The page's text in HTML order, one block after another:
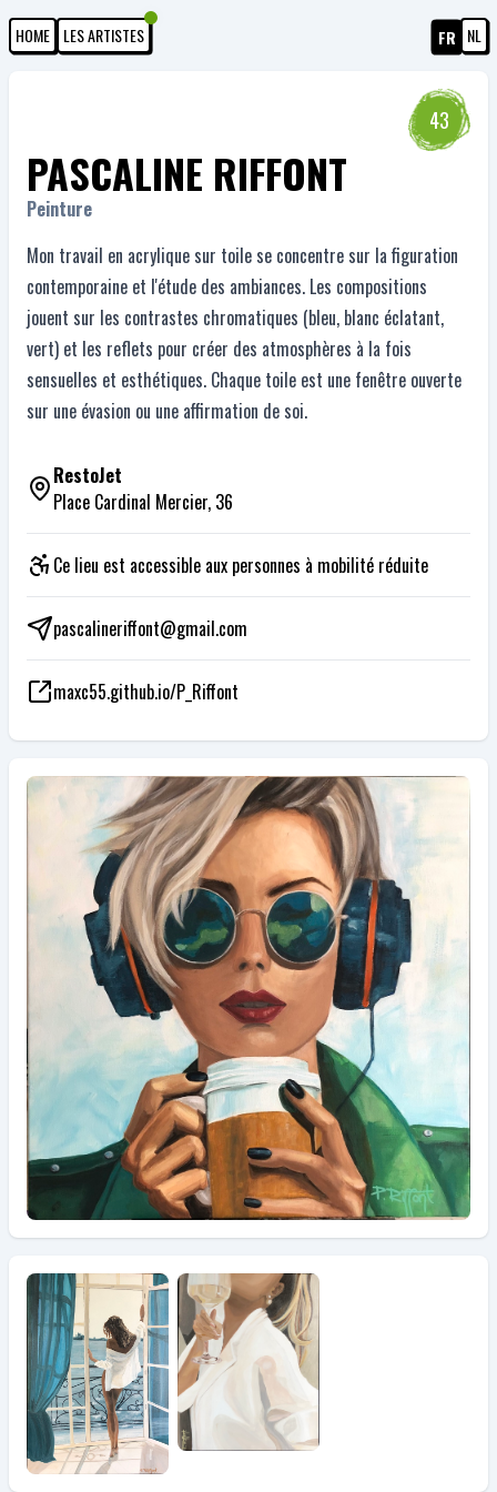
HOME LES ARTISTES FR NL
43
PASCALINE RIFFONT
Peinture
Mon travail en acrylique sur toile se concentre sur la figuration
contemporaine et l'étude des ambiances. Les compositions
jouent sur les contrastes chromatiques (bleu, blanc éclatant,
vert) et les reflets pour créer des atmosphères à la fois
sensuelles et esthétiques. Chaque toile est une fenêtre ouverte
sur une évasion ou une affirmation de soi.
RestoJet
Place Cardinal Mercier, 36
Ce lieu est accessible aux personnes à mobilité réduite
pascalineriffont@gmail.com
maxc55.github.io/P_Riffont